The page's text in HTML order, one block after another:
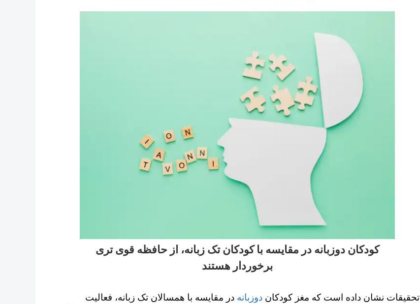
کودکان دوزبانه در مقایسه با کودکان تک زبانه، از حافظه قوی تری
برخوردار هستند
تحقیقات نشان داده است که مغز کودکان دوزبانه در مقایسه با همسالان تک زبانه، فعالیت